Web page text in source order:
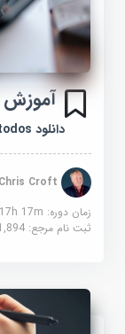
آموزش
دانلود Finanzas para todos
Chris Croft
زمان دوره: 17h 17m
ثبت نام مرجع:1,894